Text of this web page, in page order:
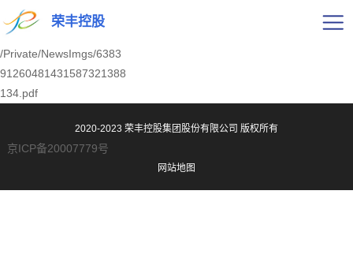
荣丰控股
/Private/NewsImgs/6383
91260481431587321388
134.pdf
2020-2023 荣丰控股集团股份有限公司 版权所有
京ICP备20007779号
网站地图